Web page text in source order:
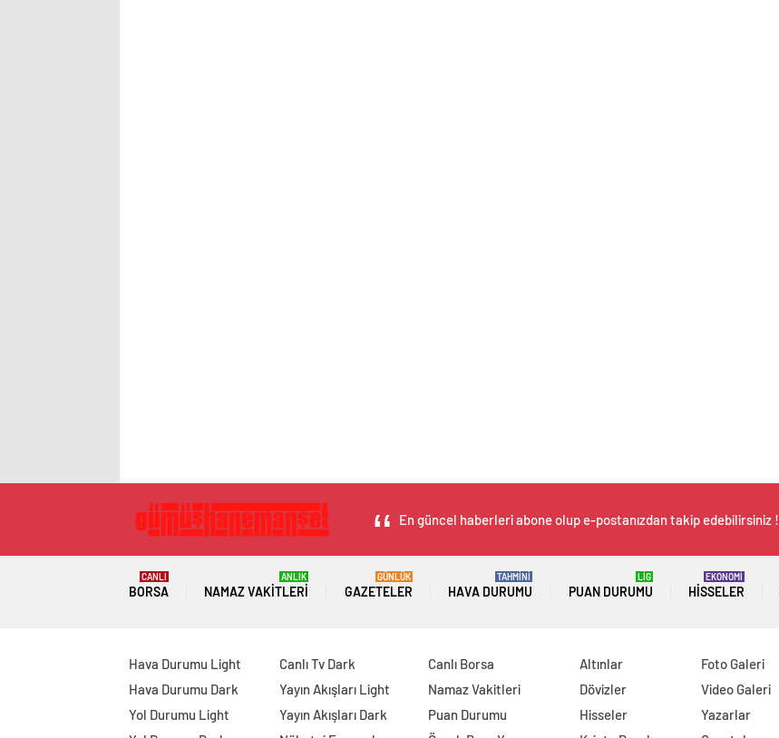
En güncel haberleri abone olup e-postanızdan takip edebilirsiniz !
BORSA
CANLI
NAMAZ VAKITLERI
ANLIK
GAZETELER
GÜNLÜK
HAVA DURUMU
TAHMİNİ
PUAN DURUMU
LİG
HISSELER
EKONOMİ
Hava Durumu Light
Hava Durumu Dark
Yol Durumu Light
Canlı Tv Dark
Yayın Akışları Light
Yayın Akışları Dark
Canlı Borsa
Namaz Vakitleri
Puan Durumu
Altınlar
Dövizler
Hisseler
Foto Galeri
Video Galeri
Yazarlar